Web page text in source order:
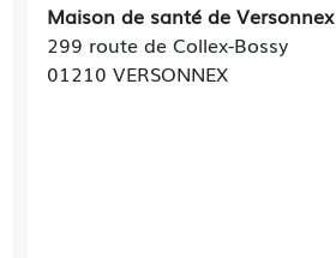
Maison de santé de Versonnex
299 route de Collex-Bossy
01210 VERSONNEX